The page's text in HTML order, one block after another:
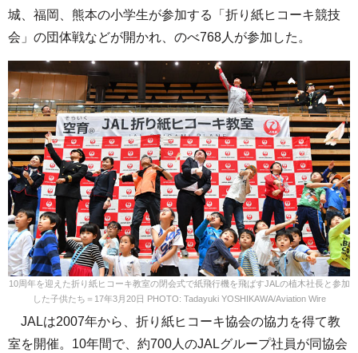
城、福岡、熊本の小学生が参加する「折り紙ヒコーキ競技
会」の団体戦などが開かれ、のべ768人が参加した。
10周年を迎えた折り紙ヒコーキ教室の閉会式で紙飛行機を飛ばすJALの植木社長と参加
した子供たち＝17年3月20日 PHOTO: Tadayuki YOSHIKAWA/Aviation Wire
JALは2007年から、折り紙ヒコーキ協会の協力を得て教
室を開催。10年間で、約700人のJALグループ社員が同協会